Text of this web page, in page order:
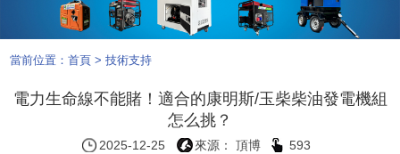
當前位置：首頁 >技術支持
電力生命線不能賭！適合的康明斯/玉柴柴油發電機組
怎么挑？
2025-12-25 來源： 頂博 593